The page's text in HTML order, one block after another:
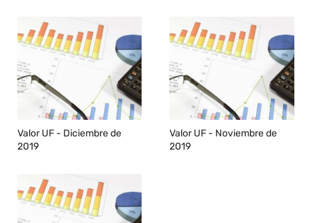
Valor UF - Diciembre de
2019
Valor UF - Noviembre de
2019